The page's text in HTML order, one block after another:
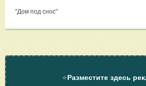
"Дом под снос"
⭐Разместите здесь